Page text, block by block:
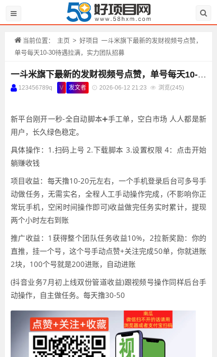
当前位置： 主页 > 好项目 一斗米旗下最新的发财视频号点赞，
单号每天10-30待遇拉满，实力团队招募
一斗米旗下最新的发财视频号点赞，单号每天10-30待遇拉满，实力团队招募
123456789q V 发文者 2026-06-12 21:23 浏览(245)
新平台刚开一秒-全自动脚本➕手工单，空白市场 人人都是新
用户，长久绿色稳定。
具体操作：1.扫码上号 2.下载脚本 3.设置权限 4：点击开始
躺赚收钱
项目收益：每天撸10-20元左右，一个手机登录后台可多号手
动做任务，无需实名，全程人工手动操作完成，(不影响你正
常玩手机，空闲时间操作即可)收益做完任务实时累计，提现
两个小时左右到账
推广收益：1获得整个团队任务收益10%，2拉新奖励：你的
直推，挂一个号，这个号手动点赞+关注完成50单，你就进账
2块，100个号就是200进账，自动进账
(抖音业务7月初上线双份管道收益)跟视频号操作同样后台手
动操作，自主做任务。每天撸30-50